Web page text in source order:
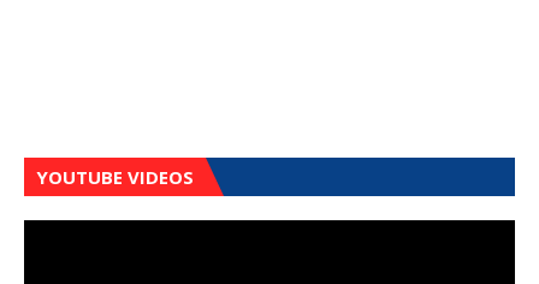
YOUTUBE VIDEOS